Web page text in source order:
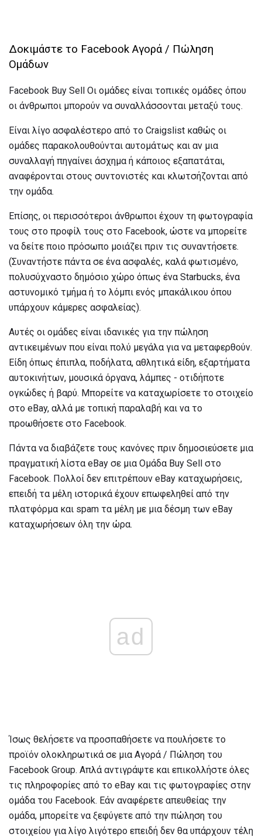
Δοκιμάστε το Facebook Αγορά / Πώληση
Ομάδων
Facebook Buy Sell Οι ομάδες είναι τοπικές ομάδες όπου
οι άνθρωποι μπορούν να συναλλάσσονται μεταξύ τους.
Είναι λίγο ασφαλέστερο από το Craigslist καθώς οι
ομάδες παρακολουθούνται αυτομάτως και αν μια
συναλλαγή πηγαίνει άσχημα ή κάποιος εξαπατάται,
αναφέρονται στους συντονιστές και κλωτσήζονται από
την ομάδα.
Επίσης, οι περισσότεροι άνθρωποι έχουν τη φωτογραφία
τους στο προφίλ τους στο Facebook, ώστε να μπορείτε
να δείτε ποιο πρόσωπο μοιάζει πριν τις συναντήσετε.
(Συναντήστε πάντα σε ένα ασφαλές, καλά φωτισμένο,
πολυσύχναστο δημόσιο χώρο όπως ένα Starbucks, ένα
αστυνομικό τμήμα ή το λόμπι ενός μπακάλικου όπου
υπάρχουν κάμερες ασφαλείας).
Αυτές οι ομάδες είναι ιδανικές για την πώληση
αντικειμένων που είναι πολύ μεγάλα για να μεταφερθούν.
Είδη όπως έπιπλα, ποδήλατα, αθλητικά είδη, εξαρτήματα
αυτοκινήτων, μουσικά όργανα, λάμπες - οτιδήποτε
ογκώδες ή βαρύ. Μπορείτε να καταχωρίσετε το στοιχείο
στο eBay, αλλά με τοπική παραλαβή και να το
προωθήσετε στο Facebook.
Πάντα να διαβάζετε τους κανόνες πριν δημοσιεύσετε μια
πραγματική λίστα eBay σε μια Ομάδα Buy Sell στο
Facebook. Πολλοί δεν επιτρέπουν eBay καταχωρήσεις,
επειδή τα μέλη ιστορικά έχουν επωφεληθεί από την
πλατφόρμα και spam τα μέλη με μια δέσμη των eBay
καταχωρήσεων όλη την ώρα.
ad
Ίσως θελήσετε να προσπαθήσετε να πουλήσετε το
προϊόν ολοκληρωτικά σε μια Αγορά / Πώληση του
Facebook Group. Απλά αντιγράψτε και επικολλήστε όλες
τις πληροφορίες από το eBay και τις φωτογραφίες στην
ομάδα του Facebook. Εάν αναφέρετε απευθείας την
ομάδα, μπορείτε να ξεφύγετε από την πώληση του
στοιχείου για λίγο λιγότερο επειδή δεν θα υπάρχουν τέλη